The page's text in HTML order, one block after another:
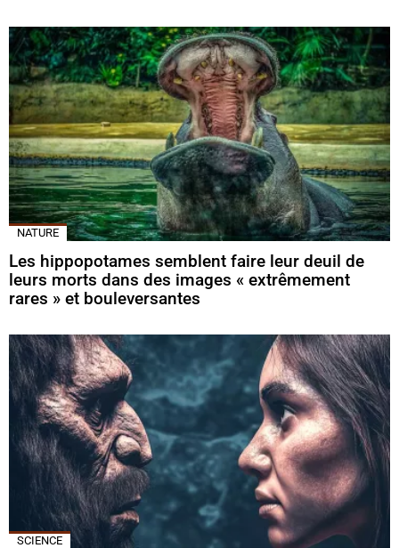
NATURE
Les hippopotames semblent faire leur deuil de
leurs morts dans des images « extrêmement
rares » et bouleversantes
SCIENCE